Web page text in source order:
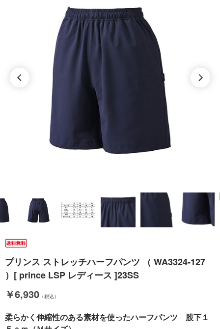
プリンス ストレッチハーフパンツ （ WA3324-127
）[ prince LSP レディース ]23SS
￥6,930 （税込）
柔らかく伸縮性のある素材を使ったハーフパンツ 股下１